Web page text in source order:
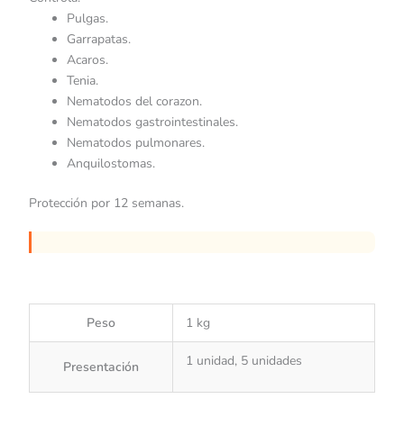
Pulgas.
Garrapatas.
Acaros.
Tenia.
Nematodos del corazon.
Nematodos gastrointestinales.
Nematodos pulmonares.
Anquilostomas.
Protección por 12 semanas.
Peso 1 kg
Presentación 1 unidad, 5 unidades